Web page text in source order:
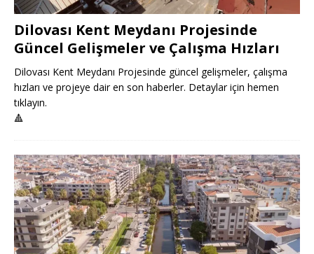
Dilovası Kent Meydanı Projesinde
Güncel Gelişmeler ve Çalışma Hızları
Dilovası Kent Meydanı Projesinde güncel gelişmeler, çalışma
hızları ve projeye dair en son haberler. Detaylar için hemen
tıklayın.
🔺